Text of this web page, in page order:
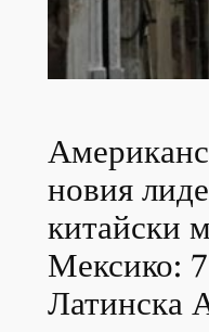
новия
китайски
Мексико:
Латинска